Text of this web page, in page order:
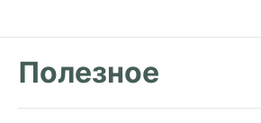
Полезное